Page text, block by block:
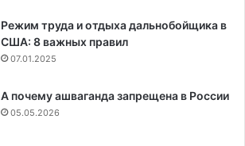
Режим труда и отдыха дальнобойщика в
США: 8 важных правил
07.01.2025
А почему ашваганда запрещена в России
05.05.2026